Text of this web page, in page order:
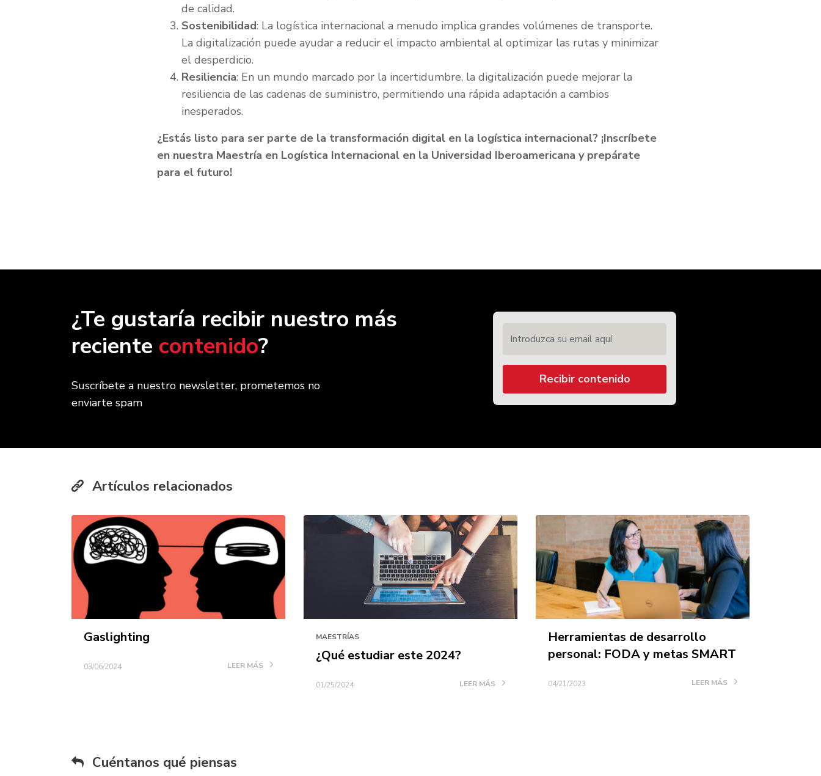
de calidad.
Sostenibilidad: La logística internacional a menudo implica grandes volúmenes de transporte.
La digitalización puede ayudar a reducir el impacto ambiental al optimizar las rutas y minimizar
el desperdicio.
Resiliencia: En un mundo marcado por la incertidumbre, la digitalización puede mejorar la
resiliencia de las cadenas de suministro, permitiendo una rápida adaptación a cambios
inesperados.
¿Estás listo para ser parte de la transformación digital en la logística internacional? ¡Inscríbete
en nuestra Maestría en Logística Internacional en la Universidad Iberoamericana y prepárate
para el futuro!
¿Te gustaría recibir nuestro más
reciente contenido?
Suscríbete a nuestro newsletter, prometemos no
enviarte spam
Recibir contenido
Artículos relacionados
Gaslighting
03/06/2024 LEER MÁS
MAESTRÍAS
¿Qué estudiar este 2024?
01/25/2024 LEER MÁS
Herramientas de desarrollo
personal: FODA y metas SMART
04/21/2023 LEER MÁS
Cuéntanos qué piensas